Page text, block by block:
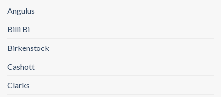
Angulus
Billi Bi
Birkenstock
Cashott
Clarks